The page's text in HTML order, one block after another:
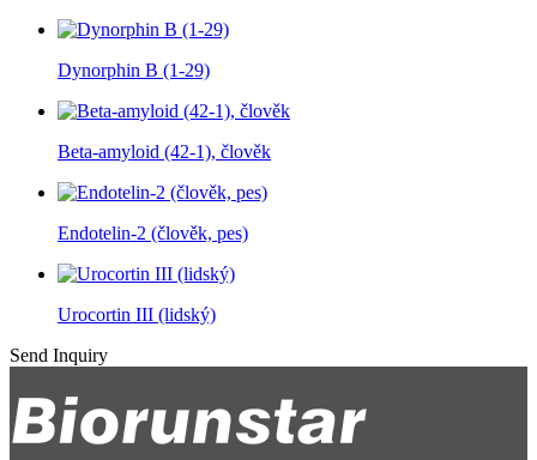
Dynorphin B (1-29)
Beta-amyloid (42-1), člověk
Endotelin-2 (člověk, pes)
Urocortin III (lidský)
Send Inquiry